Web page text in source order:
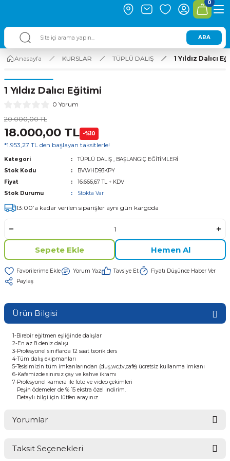
ARA
0
Anasayfa KURSLAR TÜPLÜ DALIŞ 1 Yıldız Dalıcı
1 Yıldız Dalıcı Eğitimi
0 Yorum
20.000,00 TL
18.000,00 TL -%10
*1.953,27 TL den başlayan taksitlerle!
Kategori TÜPLÜ DALIŞ , BAŞLANGIÇ EĞİTİMLERİ
Stok Kodu
BVWHD93KPY
Fiyat
16.666,67 TL + KDV
Stok Durumu
Stokta Var
13:00’a kadar verilen siparişler aynı gün kargoda
Sepete Ekle Hemen Al
Yorum Yaz Tavsiye Et
Fiyatı Düşünce Haber Ver
Paylaş
Ürün Bilgisi
1-Birebir eğitmen eşliğinde dalışlar
2-En az 8 deniz dalışı
3-Profesyonel sınıflarda 12 saat teorik ders
4-Tüm dalış ekipmanları
5-Tesisimizin tüm imkanlarından (duş,wc,tv,cafe) ücretsiz kullanma imkanı
6-Kafemizde sınırsız çay ve kahve ikramı
7-Profesyonel kamera ile foto ve video çekimleri
Peşin ödemeler de % 15 ekstra özel indirim.
Detaylı bilgi için lütfen arayınız.
Yorumlar
Taksit Seçenekleri